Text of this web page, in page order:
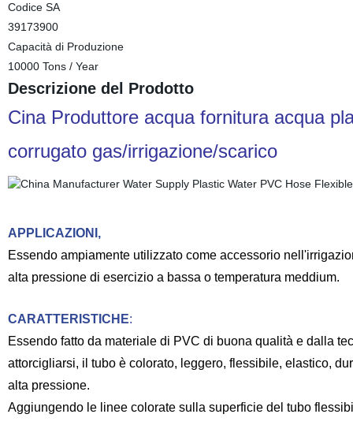
Codice SA
39173900
Capacità di Produzione
10000 Tons / Year
Descrizione del Prodotto
Cina Produttore acqua fornitura acqua
corrugato gas/irrigazione/scarico
APPLICAZIONI,
Essendo ampiamente utilizzato come accessorio
alta pressione di esercizio a bassa o temperatura meddium.
CARATTERISTICHE:
Essendo fatto da materiale di PVC di buona qualità e dalla
attorcigliarsi, il tubo è colorato, leggero, flessibile, elastico,
alta pressione.
Aggiungendo le linee colorate sulla superficie del tubo